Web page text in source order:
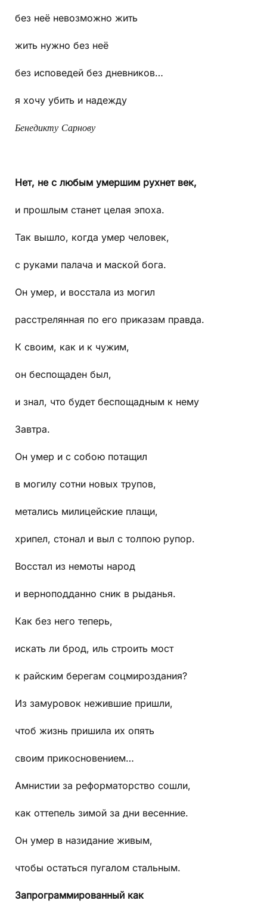
без неё невозможно жить
жить нужно без неё
без исповедей без дневников…
я хочу убить и надежду
Бенедикту Сарнову
Нет, не с любым умершим рухнет век,
и прошлым станет целая эпоха.
Так вышло, когда умер человек,
с руками палача и маской бога.
Он умер, и восстала из могил
расстрелянная по его приказам правда.
К своим, как и к чужим,
он беспощаден был,
и знал, что будет беспощадным к нему
Завтра.
Он умер и с собою потащил
в могилу сотни новых трупов,
метались милицейские плащи,
хрипел, стонал и выл с толпою рупор.
Восстал из немоты народ
и верноподданно сник в рыданья.
Как без него теперь,
искать ли брод, иль строить мост
к райским берегам соцмироздания?
Из замуровок нежившие пришли,
чтоб жизнь пришила их опять
своим прикосновением…
Амнистии за реформаторство сошли,
как оттепель зимой за дни весенние.
Он умер в назидание живым,
чтобы остаться пугалом стальным.
Запрограммированный как